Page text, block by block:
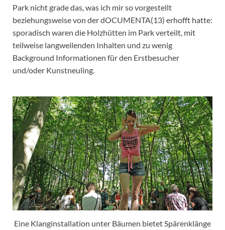
Park nicht grade das, was ich mir so vorgestellt
beziehungsweise von der dOCUMENTA(13) erhofft hatte:
sporadisch waren die Holzhütten im Park verteilt, mit
teilweise langweilenden Inhalten und zu wenig
Background Informationen für den Erstbesucher
und/oder Kunstneuling.
Eine Klanginstallation unter Bäumen bietet Spärenklänge